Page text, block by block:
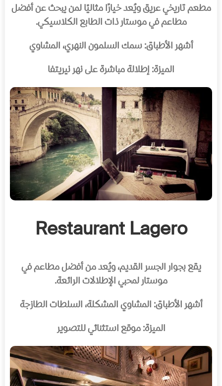
مطعم تاريخي عريق ويُعد خيارًا مثاليًا لمن يبحث عن أفضل
مطاعم في موستار ذات الطابع الكلاسيكي.
أشهر الأطباق: سمك السلمون النهري، المشاوي
الميزة: إطلالة مباشرة على نهر نيريتفا
Restaurant Lagero
يقع بجوار الجسر القديم، ويُعد من أفضل مطاعم في
موستار لمحبي الإطلالات الرائعة.
أشهر الأطباق: المشاوي المشكلة، السلطات الطازجة
الميزة: موقع استثنائي للتصوير